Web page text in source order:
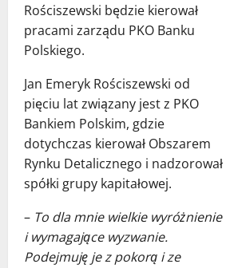
Rościszewski będzie kierował
pracami zarządu PKO Banku
Polskiego.
Jan Emeryk Rościszewski od
pięciu lat związany jest z PKO
Bankiem Polskim, gdzie
dotychczas kierował Obszarem
Rynku Detalicznego i nadzorował
spółki grupy kapitałowej.
– To dla mnie wielkie wyróżnienie
i wymagające wyzwanie.
Podejmuję je z pokorą i ze